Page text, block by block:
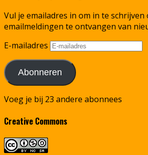
Vul je emailadres in om in te schrijven
emailmeldingen te ontvangen van
E-mailadres
Abonneren
Voeg je bij 23 andere abonnees
Creative Commons